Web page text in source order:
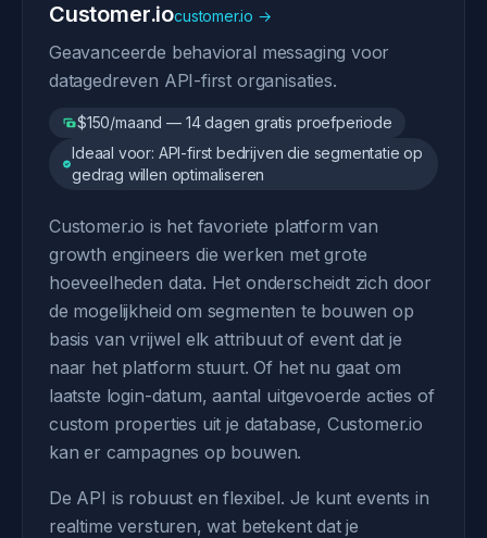
Customer.iocustomer.io →
Geavanceerde behavioral messaging voor
datagedreven API-first organisaties.
$150/maand — 14 dagen gratis proefperiode
Ideaal voor: API-first bedrijven die segmentatie op
gedrag willen optimaliseren
Customer.io is het favoriete platform van
growth engineers die werken met grote
hoeveelheden data. Het onderscheidt zich door
de mogelijkheid om segmenten te bouwen op
basis van vrijwel elk attribuut of event dat je
naar het platform stuurt. Of het nu gaat om
laatste login-datum, aantal uitgevoerde acties of
custom properties uit je database, Customer.io
kan er campagnes op bouwen.
De API is robuust en flexibel. Je kunt events in
realtime versturen, wat betekent dat je